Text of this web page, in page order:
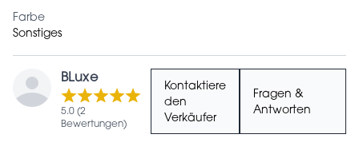
Farbe
Sonstiges
BLuxe
5.0 (2
Bewertungen)
Kontaktiere
den
Verkäufer
Fragen &
Antworten